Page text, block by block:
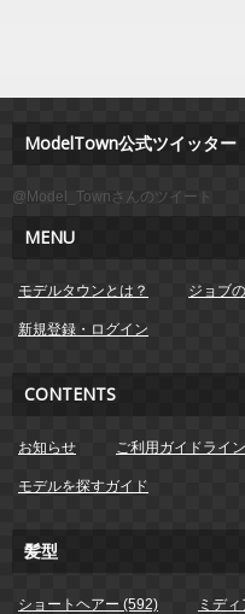
ModelTown公式ツイッター
@Model_Townさんのツイート
MENU
モデルタウンとは？ ジョブ
新規登録・ログイン
CONTENTS
お知らせ ご利用ガイドライン
モデルを探すガイド
髪型
ショートヘアー (592) ミデ